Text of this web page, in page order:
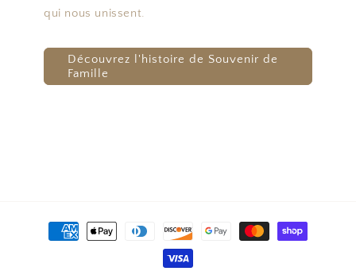
qui nous unissent.
Découvrez l'histoire de Souvenir de
Famille
Moyens